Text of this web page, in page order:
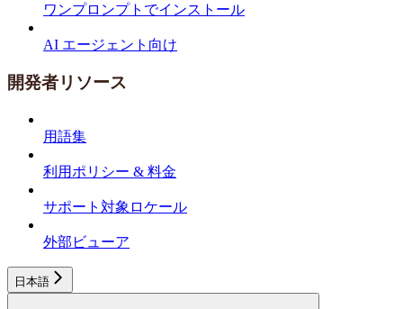
ワンプロンプトでインストール
AI エージェント向け
開発者リソース
用語集
利用ポリシー & 料金
サポート対象ロケール
外部ビューア
日本語